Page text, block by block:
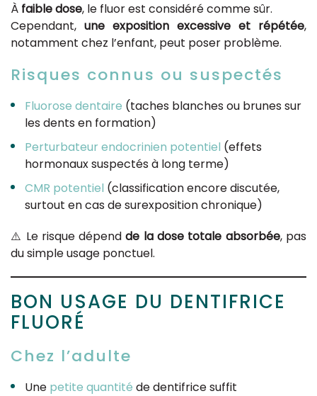
À faible dose, le fluor est considéré comme sûr.
Cependant, une exposition excessive et répétée,
notamment chez l’enfant, peut poser problème.
Risques connus ou suspectés
Fluorose dentaire (taches blanches ou brunes sur
les dents en formation)
Perturbateur endocrinien potentiel (effets
hormonaux suspectés à long terme)
CMR potentiel (classification encore discutée,
surtout en cas de surexposition chronique)
⚠️ Le risque dépendde la dose totale absorbée, pas
du simple usage ponctuel.
BON USAGE DU DENTIFRICE
FLUORÉ
Chez l’adulte
Une petite quantité de dentifrice suffit